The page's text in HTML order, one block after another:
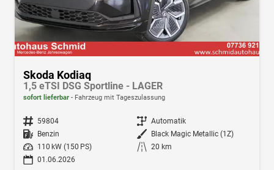
Skoda Kodiaq
1,5 eTSI DSG Sportline - LAGER
sofort lieferbar Fahrzeug mit Tageszulassung
Fahrzeugnr. 59804 Getriebe Automatik
Kraftstoff Benzin Außenfarbe Black Magic Metallic (1Z)
Leistung
110 kW (150 PS) Kilometerstand 20 km
01.06.2026